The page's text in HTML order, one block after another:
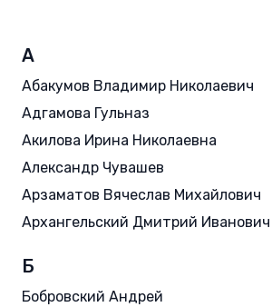
А
Абакумов Владимир Николаевич
Адгамова Гульназ
Акилова Ирина Николаевна
Александр Чувашев
Арзаматов Вячеслав Михайлович
Архангельский Дмитрий Иванович
Б
Бобровский Андрей